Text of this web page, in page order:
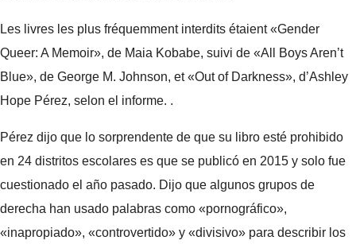
Les livres les plus fréquemment interdits étaient «Gender
Queer: A Memoir», de Maia Kobabe, suivi de «All Boys Aren’t
Blue», de George M. Johnson, et «Out of Darkness», d’Ashley
Hope Pérez, selon el informe. .
Pérez dijo que lo sorprendente de que su libro esté prohibido
en 24 distritos escolares es que se publicó en 2015 y solo fue
cuestionado el año pasado. Dijo que algunos grupos de
derecha han usado palabras como «pornográfico»,
«inapropiado», «controvertido» y «divisivo» para describir los